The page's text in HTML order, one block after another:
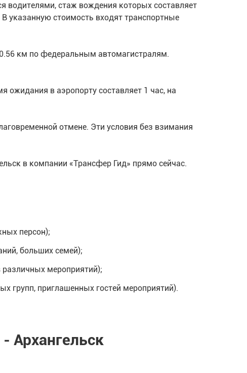
водителями, стаж вождения которых составляет
указанную стоимость входят транспортные
км по федеральным автомагистралям.
ожидания в аэропорту составляет 1 час, на
отмене. Эти условия без взимания
в компании «Трансфер Гид» прямо сейчас.
персон);
больших семей);
различных мероприятий);
групп, приглашенных гостей мероприятий).
Архангельск